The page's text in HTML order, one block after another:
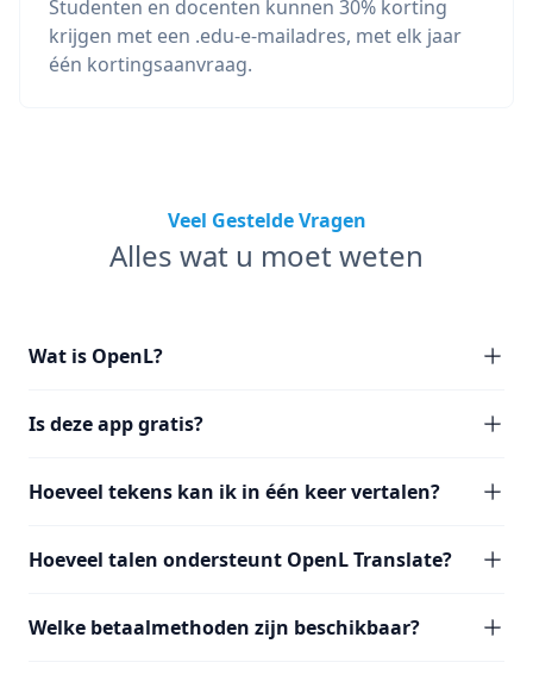
Studenten en docenten kunnen 30% korting
krijgen met een .edu-e-mailadres, met elk jaar
één kortingsaanvraag.
Veel Gestelde Vragen
Alles wat u moet weten
Wat is OpenL?
Is deze app gratis?
Hoeveel tekens kan ik in één keer vertalen?
Hoeveel talen ondersteunt OpenL Translate?
Welke betaalmethoden zijn beschikbaar?